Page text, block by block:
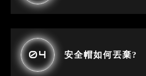
04 安全帽如何丟棄?